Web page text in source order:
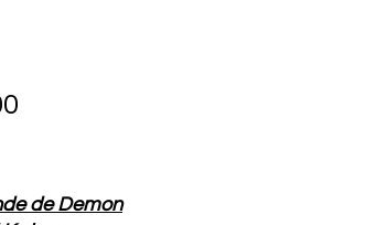
Price
de Demon